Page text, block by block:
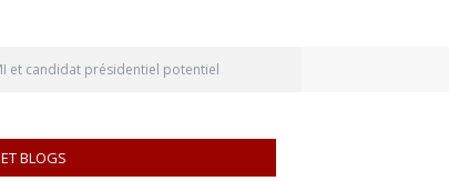
et candidat présidentiel potentiel
BLOGS